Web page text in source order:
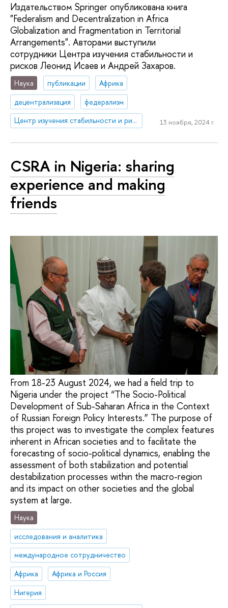
Издательством Springer опубликована книга
"Federalism and Decentralization in Africa
Globalization and Fragmentation in Territorial
Arrangements". Авторами выступили
сотрудники Центра изучения стабильности и
рисков Леонид Исаев и Андрей Захаров.
Наука публикации
Африка
децентрализация
федерализм
Центр изучения стабильности и рисков
13 ноября, 2024 г.
CSRA in Nigeria: sharing
experience and making
friends
From 18-23 August 2024, we had a field trip to
Nigeria under the project “The Socio-Political
Development of Sub-Saharan Africa in the Context
of Russian Foreign Policy Interests.” The purpose of
this project was to investigate the complex features
inherent in African societies and to facilitate the
forecasting of socio-political dynamics, enabling the
assessment of both stabilization and potential
destabilization processes within the macro-region
and its impact on other societies and the global
system at large.
Наука
исследования и аналитика
международное сотрудничество
Африка
Африка и Россия
Нигерия